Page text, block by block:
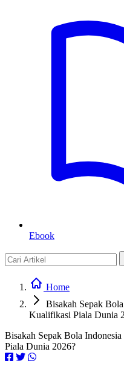
Ebook
Home
Bisakah Sepak
Kualifikasi Piala Dunia
Bisakah Sepak Bola
Piala Dunia 2026?